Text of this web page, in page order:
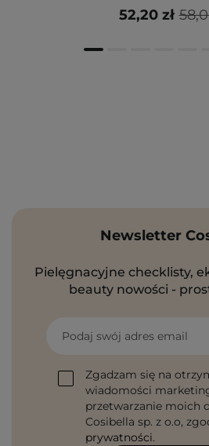
52,20 zł
Newsletter
Pielęgnacyjne checklisty,
beauty nowości -
Podaj swój adres email
Zgadzam się na
wiadomości
przetwarzanie moich
Cosibella sp. z o.o,
prywatności.